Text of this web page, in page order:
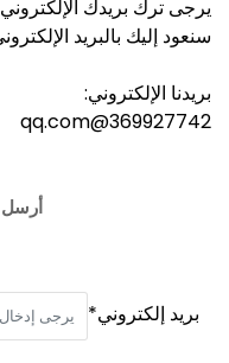
يرجى ترك بريدك
سنعود إليك بالبريد الإلكتروني
بريدنا الإلكتروني:
369927742@qq.com
أرسل
بريد إلكتروني*